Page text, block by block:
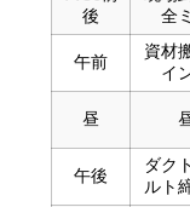
後
全
午前
資材
イ
昼
午後
ダク
ルト